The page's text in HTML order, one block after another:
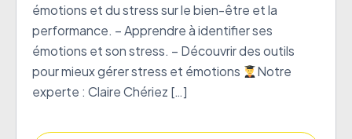
émotions et du stress sur le bien-être et la
performance. – Apprendre à identifier ses
émotions et son stress. – Découvrir des outils
pour mieux gérer stress et émotions
Notre
experte : Claire Chériez […]